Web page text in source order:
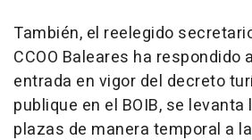
También, el reelegido
CCOO Baleares ha respondido
entrada en vigor del decreto
publique en el BOIB, se
plazas de manera temporal a